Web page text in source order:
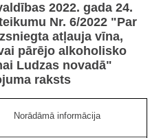
2022. gada 24.
Nr. 6/2022 "Par
atļauja vīna,
pārējo alkoholisko
Ludzas novadā"
raksts
Norādāmā informācija